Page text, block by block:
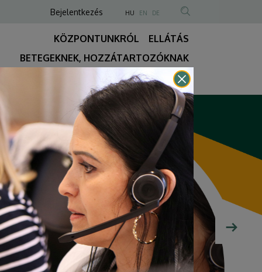
Anonim
fiók
menüje
Bejelentkezés NYELVVÁLASZTÓ
HU EN DE
KERESÉSE
Fő
KÖZPONTUNKRÓL
ELLÁTÁS
BETEGEKNEK, HOZZÁTARTOZÓKNAK
REELS-VIDEÓK